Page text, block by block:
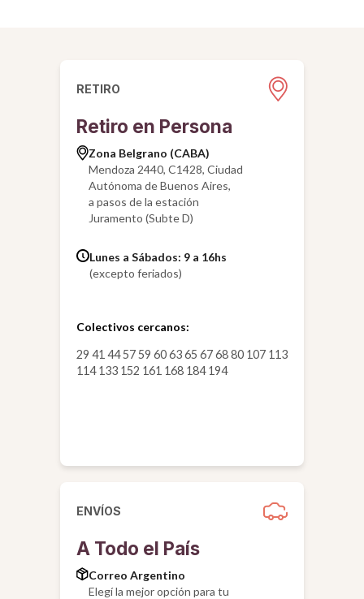
RETIRO
Retiro en Persona
Zona Belgrano (CABA)
Mendoza 2440, C1428, Ciudad
Autónoma de Buenos Aires,
a pasos de la estación
Juramento (Subte D)
Lunes a Sábados: 9 a 16hs
(excepto feriados)
Colectivos cercanos:
29 41 44 57 59 60 63 65 67 68 80 107 113
114 133 152 161 168 184 194
ENVÍOS
A Todo el País
Correo Argentino
Elegí la mejor opción para tu